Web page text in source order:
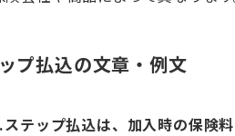
プ払込の文章・例文
ステップ払込は、加入時の保険